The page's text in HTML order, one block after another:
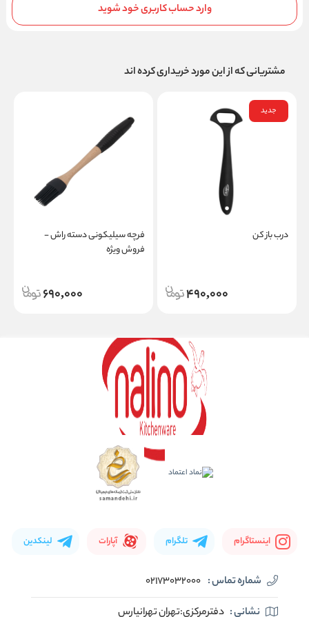
وارد حساب کاربری خود شوید
مشتریانی که از این مورد خریداری کرده اند
جدید
درب باز کن
490,000
فرچه سیلیکونی دسته راش -
فروش ویژه
690,000
اینستاگرام تلگرام آپارات لینکدین
شماره تماس : 02173032000
نشانی : دفترمرکزی:تهران تهرانپارس